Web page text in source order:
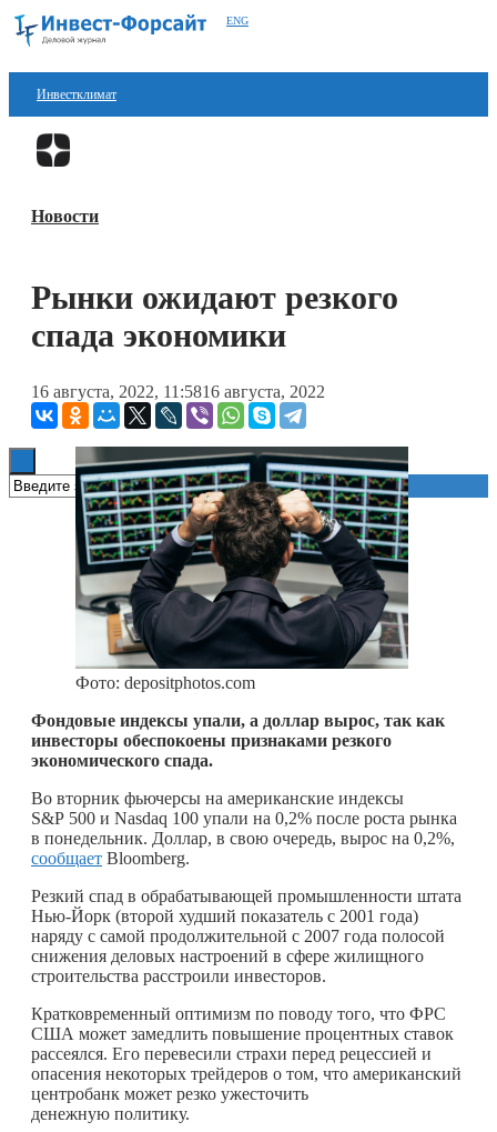
ENG
Инвестклимат
Финансы
Блокчейн
Книги
Новости
Рынки ожидают резкого
спада экономики
16 августа, 2022, 11:5816 августа, 2022
Фото: depositphotos.com
Фондовые индексы упали, а доллар вырос, так как
инвесторы обеспокоены признаками резкого
экономического спада.
Во вторник фьючерсы на американские индексы
S&P 500 и Nasdaq 100 упали на 0,2% после роста рынка
в понедельник. Доллар, в свою очередь, вырос на 0,2%,
сообщает Bloomberg.
Резкий спад в обрабатывающей промышленности штата
Нью-Йорк (второй худший показатель с 2001 года)
наряду с самой продолжительной с 2007 года полосой
снижения деловых настроений в сфере жилищного
строительства расстроили инвесторов.
Кратковременный оптимизм по поводу того, что ФРС
США может замедлить повышение процентных ставок
рассеялся. Его перевесили страхи перед рецессией и
опасения некоторых трейдеров о том, что американский
центробанк может резко ужесточить
денежную политику.